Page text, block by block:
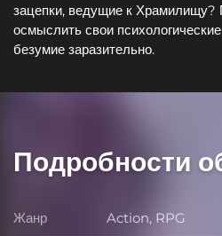
зацепки, ведущие к Храмилищу?
осмыслить свои
безумие заразительно.
Подробности
Жанр Жанр
Action, RPG